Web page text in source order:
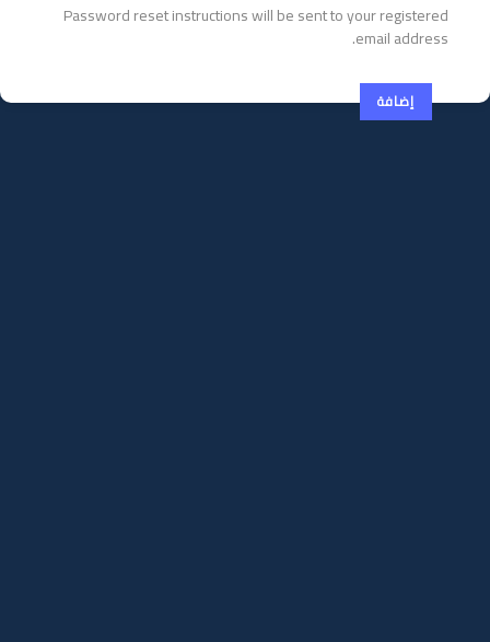
Password reset instructions will be sent to your registered
email address.